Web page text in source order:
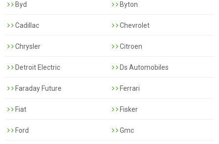
Byd Byton
Cadillac Chevrolet
Chrysler Citroen
Detroit Electric Ds Automobiles
Faraday Future Ferrari
Fiat Fisker
Ford Gmc